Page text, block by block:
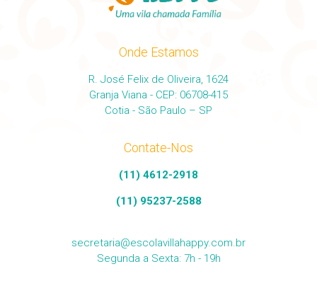
Onde Estamos
R. José Felix de Oliveira, 1624
Granja Viana - CEP: 06708-415
Cotia - São Paulo – SP
Contate-Nos
(11) 4612-2918
(11) 95237-2588
secretaria@escolavillahappy.com.br
Segunda a Sexta: 7h - 19h